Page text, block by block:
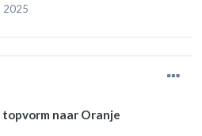
2025
topvorm naar Oranje